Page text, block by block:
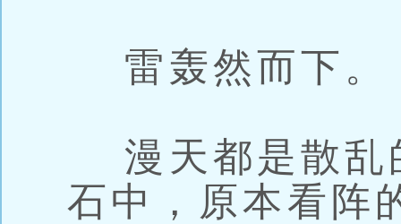
雷轰然而下。
漫天都是散乱
石中，原本看阵